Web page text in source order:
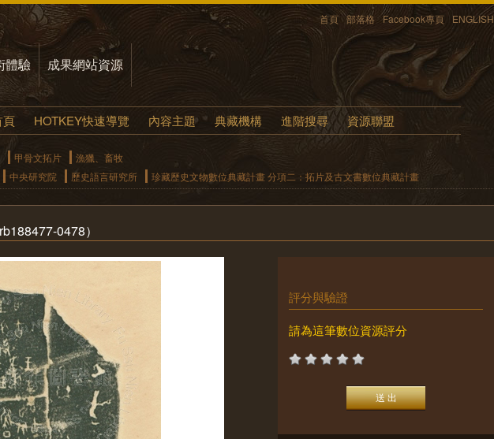
首頁 部落格 Facebook專頁 ENGLISH
體驗 成果網站資源
HOTKEY快速導覽 內容主題 典藏機構 進階搜尋 資源聯盟
甲骨文拓片
漁獵、畜牧
中央研究院
歷史語言研究所 珍藏歷史文物數位典藏計畫 分項二：拓片及古文書數位典藏計畫
0478）
評分與驗證
請為這筆數位資源評分